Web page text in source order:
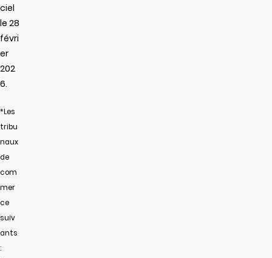
ciel
le 28
févri
er
202
6.
*Les
tribu
naux
de
com
mer
ce
suiv
ants
: